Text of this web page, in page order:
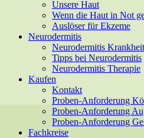
Unsere Haut
Wenn die Haut in Not
Auslöser für Ekzeme
Neurodermitis
Neurodermitis
Tipps bei Neurodermitis
Neurodermitis Therapie
Kaufen
Kontakt
Proben-Anforderung
Proben-Anforderung
Proben-Anforderung
Fachkreise